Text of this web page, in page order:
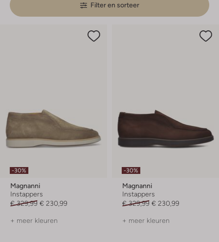
Filter en sorteer
-30%
Magnanni
Instappers
€ 329,99 € 230,99
+ meer kleuren
-30%
Magnanni
Instappers
€ 329,99 € 230,99
+ meer kleuren